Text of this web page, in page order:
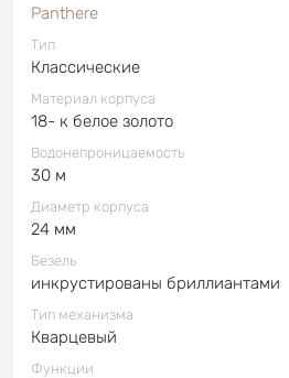
Panthere
Тип
Классические
Материал корпуса
18- к белое золото
Водонепроницаемость
30 м
Диаметр корпуса
24 мм
Безель
инкрустированы бриллиантами
Тип механизма
Кварцевый
Функции